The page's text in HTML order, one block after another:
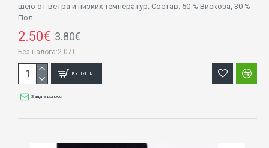
шею от ветра и низких температур. Состав: 50 % Вискоза, 30 %
Пол..
2.50€ 3.80€
Без налога:2.07€
КУПИТЬ
Задать вопрос